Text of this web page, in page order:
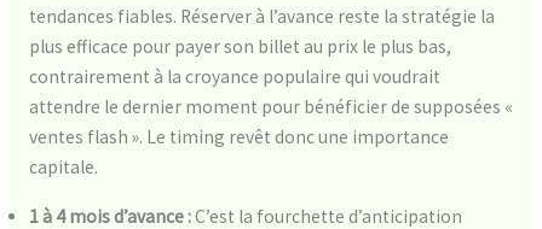
tendances fiables. Réserver à l’avance reste la stratégie la
plus efficace pour payer son billet au prix le plus bas,
contrairement à la croyance populaire qui voudrait
attendre le dernier moment pour bénéficier de supposées «
ventes flash ». Le timing revêt donc une importance
capitale.
1 à 4 mois d’avance :C’est la fourchette d’anticipation